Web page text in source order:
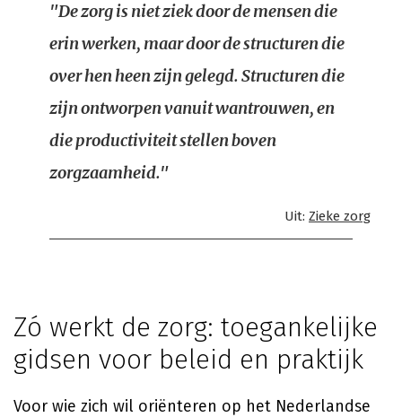
"De zorg is niet ziek door de mensen die
erin werken, maar door de structuren die
over hen heen zijn gelegd. Structuren die
zijn ontworpen vanuit wantrouwen, en
die productiviteit stellen boven
zorgzaamheid."
Uit: Zieke zorg
Zó werkt de zorg: toegankelijke
gidsen voor beleid en praktijk
Voor wie zich wil oriënteren op het Nederlandse